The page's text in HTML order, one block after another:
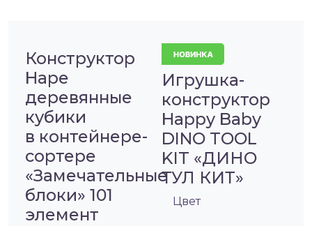
Конструктор
Hape
деревянные
кубики
в контейнере-
сортере
«Замечательные
блоки» 101
элемент
Игрушка-
конструктор
Happy Baby
DINO TOOL
KIT «ДИНО
ТУЛ КИТ»
Цвет